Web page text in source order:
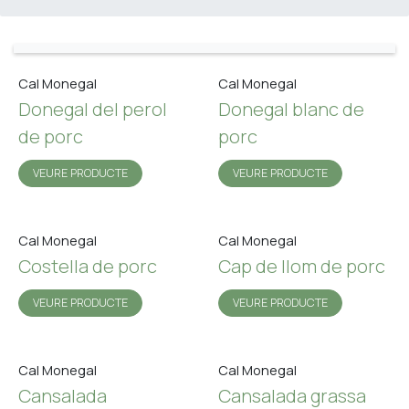
Cal Monegal
Donegal del perol
de porc
VEURE PRODUCTE
Cal Monegal
Donegal blanc de
porc
VEURE PRODUCTE
Cal Monegal
Costella de porc
VEURE PRODUCTE
Cal Monegal
Cap de llom de porc
VEURE PRODUCTE
Cal Monegal
Cansalada
Cal Monegal
Cansalada grassa